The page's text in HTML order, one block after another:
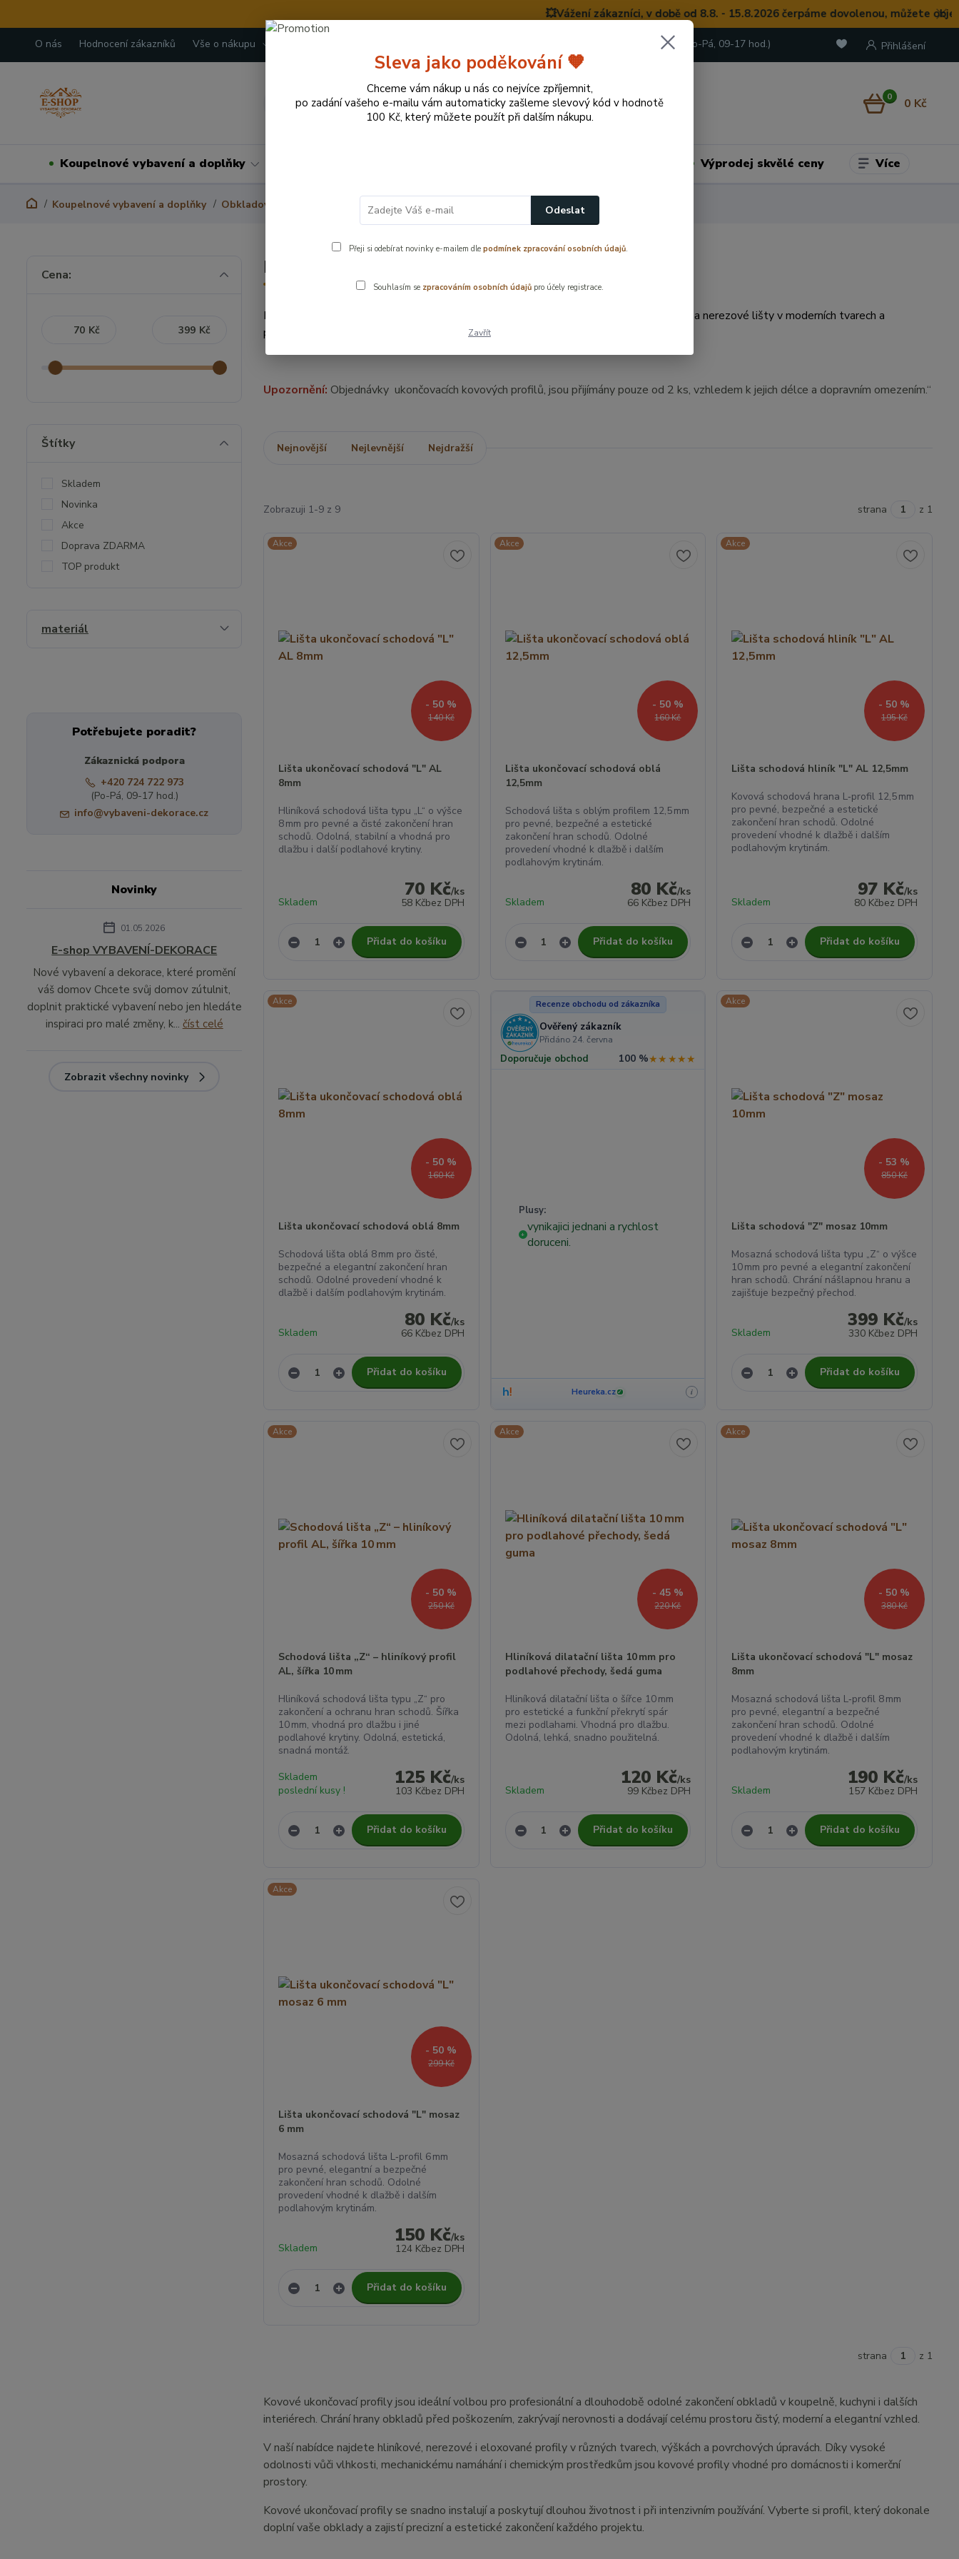
💥Vážení zákazníci, v době od 8.8. - 15.8.2026 čerpáme dovolenou, můžete objednávat,
O nás Hodnocení zákazníků Vše o nákupu Přihlášení
Hledat
+420 724 722 973 (Po-Pá, 09-17 hod.)
0 0 Kč
Koupelnové vybavení a doplňky Výprodej skvělé ceny Více
Koupelnové vybavení a doplňky Obkladové lišty Kovové ukončovací profily
Kovové ukončovací profily
Kovové ukončovací profily pro elegantní a odolné zakončení obkladů. Kvalitní hliníkové a nerezové lišty v moderních tvarech a
povrchových úpravách.
Upozornění: Objednávky ukončovacích kovových profilů, jsou přijímány pouze od 2 ks, vzhledem k jejich délce a dopravním omezením.“
Nejnovější Nejlevnější Nejdražší
Zobrazuji 1-9 z 9 strana z 1
Akce
140 Kč
- 50 %
Lišta ukončovací schodová "L" AL
8mm
Hliníková schodová lišta typu „L“ o výšce
8 mm pro pevné a čisté zakončení hran
schodů. Odolná, stabilní a vhodná pro
dlažbu i další podlahové krytiny.
70 Kč/ks
58 Kčbez DPH
Skladem
Přidat do košíku
Akce
160 Kč
- 50 %
Lišta ukončovací schodová oblá
12,5mm
Schodová lišta s oblým profilem 12,5 mm
pro pevné, bezpečné a estetické
zakončení hran schodů. Odolné
provedení vhodné k dlažbě i dalším
podlahovým krytinám.
80 Kč/ks
66 Kčbez DPH
Skladem
Přidat do košíku
Akce
195 Kč
- 50 %
Lišta schodová hliník "L" AL 12,5mm
Kovová schodová hrana L‑profil 12,5 mm
pro pevné, bezpečné a estetické
zakončení hran schodů. Odolné
provedení vhodné k dlažbě i dalším
podlahovým krytinám.
97 Kč/ks
80 Kčbez DPH
Skladem
Přidat do košíku
Akce
160 Kč
- 50 %
Lišta ukončovací schodová oblá 8mm
Schodová lišta oblá 8 mm pro čisté,
bezpečné a elegantní zakončení hran
schodů. Odolné provedení vhodné k
dlažbě i dalším podlahovým krytinám.
80 Kč/ks
66 Kčbez DPH
Skladem
Přidat do košíku
Recenze obchodu od zákazníka
Ověřený zákazník
Přidáno 24. června
Doporučuje obchod 100 %★★★★★
Plusy:
+ vynikajici jednani a rychlost
doruceni.
Heureka.cz ✓ i
Akce
850 Kč
- 53 %
Lišta schodová "Z" mosaz 10mm
Mosazná schodová lišta typu „Z“ o výšce
10 mm pro pevné a elegantní zakončení
hran schodů. Chrání nášlapnou hranu a
zajišťuje bezpečný přechod.
399 Kč/ks
330 Kčbez DPH
Skladem
Přidat do košíku
Akce
250 Kč
- 50 %
Schodová lišta „Z“ – hliníkový profil
AL, šířka 10 mm
Hliníková schodová lišta typu „Z“ pro
zakončení a ochranu hran schodů. Šířka
10 mm, vhodná pro dlažbu i jiné
podlahové krytiny. Odolná, estetická,
snadná montáž.
125 Kč/ks
103 Kčbez DPH
Skladem
poslední kusy !
Přidat do košíku
Akce
220 Kč
- 45 %
Hliníková dilatační lišta 10 mm pro
podlahové přechody, šedá guma
Hliníková dilatační lišta o šířce 10 mm
pro estetické a funkční překrytí spár
mezi podlahami. Vhodná pro dlažbu.
Odolná, lehká, snadno použitelná.
120 Kč/ks
99 Kčbez DPH
Skladem
Přidat do košíku
Akce
380 Kč
- 50 %
Lišta ukončovací schodová "L" mosaz
8mm
Mosazná schodová lišta L‑profil 8 mm
pro pevné, elegantní a bezpečné
zakončení hran schodů. Odolné
provedení vhodné k dlažbě i dalším
podlahovým krytinám.
190 Kč/ks
157 Kčbez DPH
Skladem
Přidat do košíku
Akce
299 Kč
- 50 %
Lišta ukončovací schodová "L" mosaz
6 mm
Mosazná schodová lišta L‑profil 6 mm
pro pevné, elegantní a bezpečné
zakončení hran schodů. Odolné
provedení vhodné k dlažbě i dalším
podlahovým krytinám.
150 Kč/ks
124 Kčbez DPH
Skladem
Přidat do košíku
strana z 1
Kovové ukončovací profily jsou ideální volbou pro profesionální a dlouhodobě odolné zakončení obkladů v koupelně, kuchyni i dalších
interiérech. Chrání hrany obkladů před poškozením, zakrývají nerovnosti a dodávají celému prostoru čistý, moderní a elegantní vzhled.
V naší nabídce najdete hliníkové, nerezové i eloxované profily v různých tvarech, výškách a povrchových úpravách. Díky vysoké
odolnosti vůči vlhkosti, mechanickému namáhání i chemickým prostředkům jsou kovové profily vhodné pro domácnosti i komerční
prostory.
Kovové ukončovací profily se snadno instalují a poskytují dlouhou životnost i při intenzivním používání. Vyberte si profil, který dokonale
doplní vaše obklady a zajistí precizní a estetické zakončení každého projektu.
Cena:
Kč Kč
Štítky
Skladem
Novinka
Akce
Doprava ZDARMA
TOP produkt
materiál
Potřebujete poradit?
Zákaznická podpora
+420 724 722 973
(Po-Pá, 09-17 hod.)
info@vybaveni-dekorace.cz
Novinky
01.05.2026
E-shop VYBAVENÍ-DEKORACE
Nové vybavení a dekorace, které promění
váš domov Chcete svůj domov zútulnit,
doplnit praktické vybavení nebo jen hledáte
inspiraci pro malé změny, k... číst celé
Zobrazit všechny novinky
Sleva jako poděkování 🧡
Chceme vám nákup u nás co nejvíce zpříjemnit,
po zadání vašeho e-mailu vám automaticky zašleme slevový kód v hodnotě
100 Kč, který můžete použít při dalším nákupu.
Odeslat
Přeji si odebírat novinky e-mailem dle podmínek zpracování osobních údajů.
Souhlasím se zpracováním osobních údajůpro účely registrace.
Zavřít